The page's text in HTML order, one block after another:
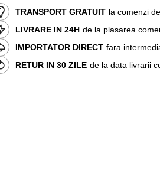
TRANSPORT GRATUIT la comenzi
LIVRARE IN 24H de la plasarea
IMPORTATOR DIRECT fara
RETUR IN 30 ZILE de la data livrarii